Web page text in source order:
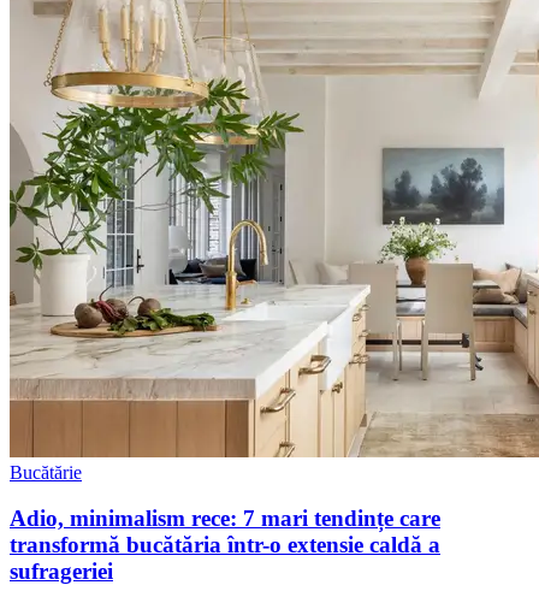
Bucătărie
Adio, minimalism rece: 7 mari tendințe care
transformă bucătăria într-o extensie caldă a
sufrageriei